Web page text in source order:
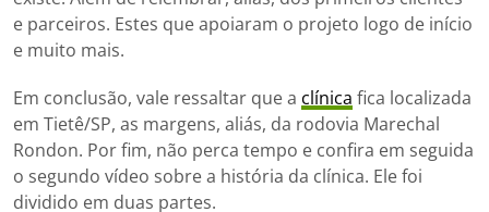
e parceiros. Estes que apoiaram o projeto logo de início
e muito mais.
Em conclusão, vale ressaltar que a clínica fica localizada
em Tietê/SP, as margens, aliás, da rodovia Marechal
Rondon. Por fim, não perca tempo e confira em seguida
o segundo vídeo sobre a história da clínica. Ele foi
dividido em duas partes.